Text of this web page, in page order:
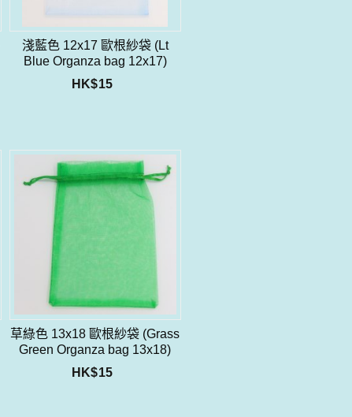
淺藍色 12x17 歐根紗袋 (Lt
Blue Organza bag 12x17)
HK$15
草綠色 13x18 歐根紗袋 (Grass
Green Organza bag 13x18)
HK$15